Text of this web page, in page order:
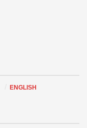
ENGLISH